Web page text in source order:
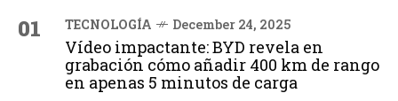
01 TECNOLOGÍA December 24, 2025
Vídeo impactante: BYD revela en
grabación cómo añadir 400 km de rango
en apenas 5 minutos de carga